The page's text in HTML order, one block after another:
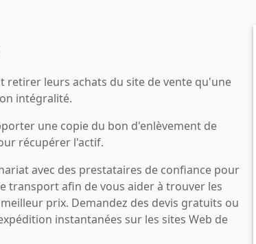
retirer leurs achats du site de vente qu'une
intégralité.
une copie du bon d'enlèvement de
récupérer l'actif.
avec des prestataires de confiance pour
transport afin de vous aider à trouver les
prix. Demandez des devis gratuits ou
instantanées sur les sites Web de